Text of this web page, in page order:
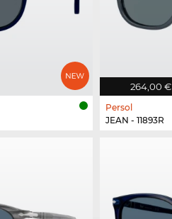
264,00 €
Persol
JEAN - 11893R